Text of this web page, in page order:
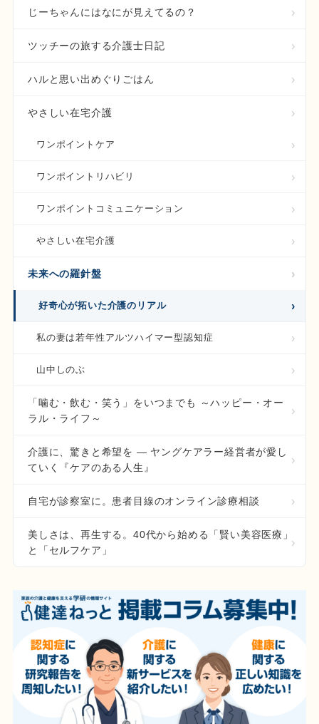
じーちゃんにはなにが見えてるの？
ツッチーの旅する介護士日記
ハルと思い出めぐりごはん
やさしい在宅介護
ワンポイントケア
ワンポイントリハビリ
ワンポイントコミュニケーション
やさしい在宅介護
未来への羅針盤
好奇心が拓いた介護のリアル
私の妻は若年性アルツハイマー型認知症
山中しのぶ
「噛む・飲む・笑う」をいつまでも ～ハッピー・オー
ラル・ライフ～
介護に、驚きと希望を ― ヤングケアラー経営者が愛し
ていく『ケアのある人生』
自宅が診察室に。患者目線のオンライン診療相談
美しさは、再生する。40代から始める「賢い美容医療」
と「セルフケア」